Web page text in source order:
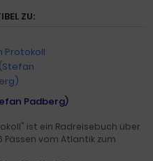
ZU:
Padberg)
ist ein Radreisebuch über
vom Atlantik zum